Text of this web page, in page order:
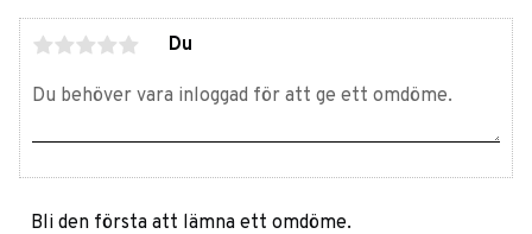
Du
Bli den första att lämna ett omdöme.